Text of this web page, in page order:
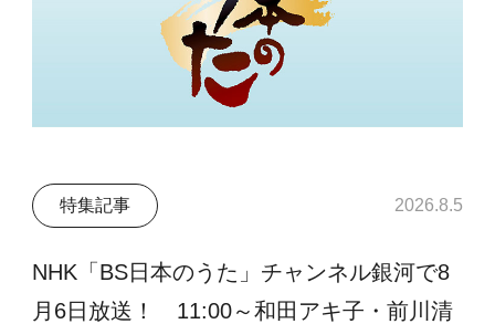
特集記事 2026.8.5
NHK「BS日本のうた」チャンネル銀河で8
月6日放送！ 11:00～和田アキ子・前川清